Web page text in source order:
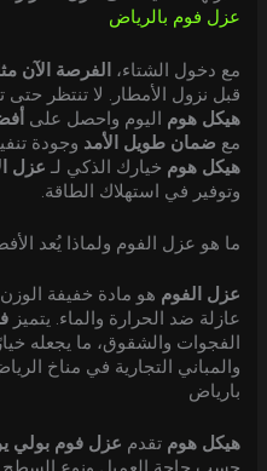
عزل فوم بالرياض
مع دخول الشتاء، الفرصة الآن
قبل نزول الأمطار. لا تنتظر
هيكل هوم اليوم واحصل على
مع ضمان طويل الأمد وجودة
هيكل هوم خيارك الذكي لـ عزل
وتوفير في استهلاك الطاقة.
ما هو عزل الفوم ولماذا يُعد
عزل الفوم هو مادة خفيفة
عازلة ضد الحرارة والماء. يتميز
الفجوات والشقوق، ما يجعله
والمباني التجارية في مناخ
بارياض
هيكل هوم تقدم عزل فوم بولي